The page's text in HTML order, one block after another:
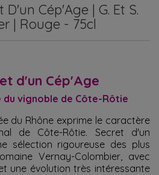
Cép'Age | G. Et S.
| Rouge - 75cl
d'un Cép'Age
du vignoble de Côte-Rôtie
du Rhône exprime le caractère
de Côte-Rôtie. Secret d'un
sélection rigoureuse des plus
Vernay-Colombier, avec
une évolution très intéressante